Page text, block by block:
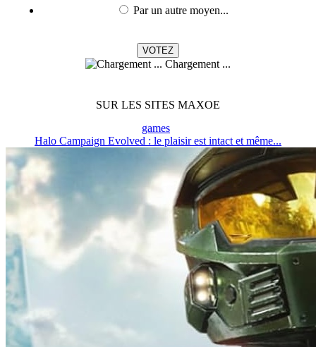
Par un autre moyen...
Chargement ...
SUR LES SITES MAXOE
games
Halo Campaign Evolved : le plaisir est intact et même...